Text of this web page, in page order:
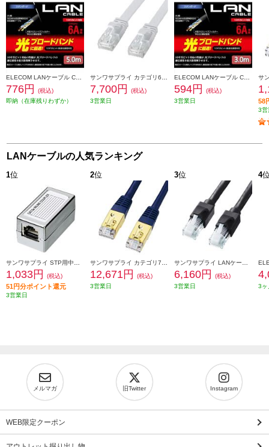
776円
(税込)
即納（在庫残りわずか）
7,700円
(税込)
3営業日
594円
(税込)
3営業日
58
3営
LANケーブルの人気ランキング
1位
1,033円 (税込)
51円分ポイント還元
3営業日
2位
12,671円
(税込)
3営業日
3位
6,160円
(税込)
3営業日
4
3ヶ
メルマガ 旧Twitter Instagram
WEB限定クーポン